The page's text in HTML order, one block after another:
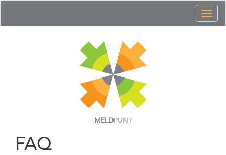
MELDPUNT
FAQ